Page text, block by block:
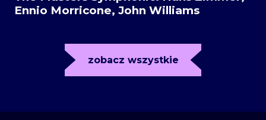
Ennio Morricone, John Williams
zobacz wszystkie